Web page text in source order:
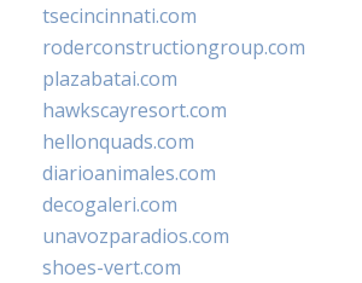
tsecincinnati.com
roderconstructiongroup.com
plazabatai.com
hawkscayresort.com
hellonquads.com
diarioanimales.com
decogaleri.com
unavozparadios.com
shoes-vert.com